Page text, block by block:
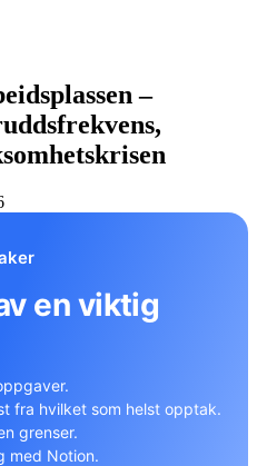
–
en viktig
fra hvilket som helst opptak.
grenser.
med Notion.